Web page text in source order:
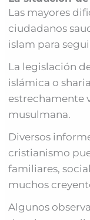
Las mayores
ciudadanos
islam para
La legislación
islámica o
estrechamente
musulmana.
Diversos
cristianismo
familiares,
muchos
Algunos